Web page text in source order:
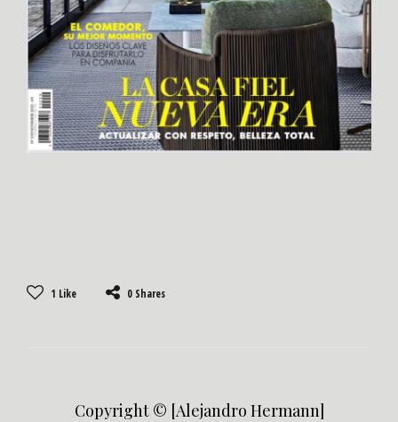
1 Like 0 Shares
Copyright © [Alejandro Hermann]